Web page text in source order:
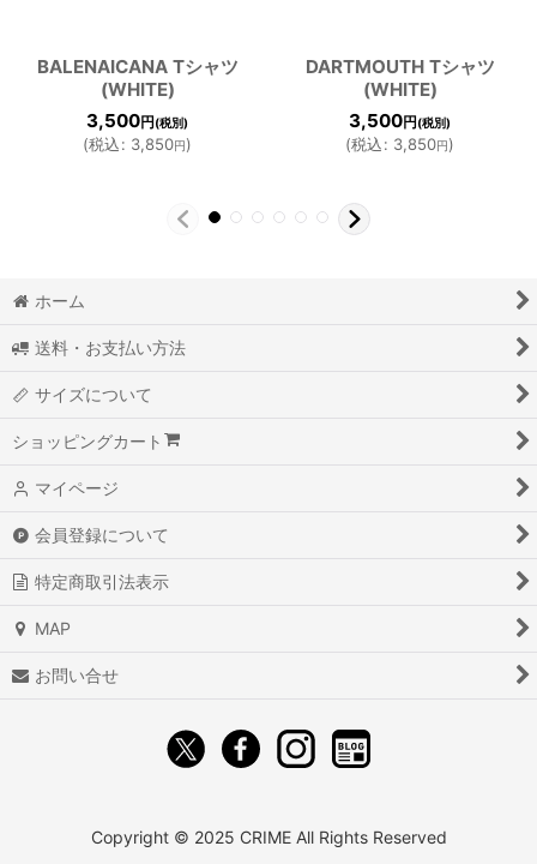
BALENAICANA Tシャツ
(WHITE)
3,500円 (税別)
(税込: 3,850円)
DARTMOUTH Tシャツ
(WHITE)
3,500円 (税別)
(税込: 3,850円)
ホーム
送料・お支払い方法
サイズについて
ショッピングカート
マイページ
会員登録について
特定商取引法表示
MAP
お問い合せ
Copyright ©︎ 2025 CRIME All Rights Reserved